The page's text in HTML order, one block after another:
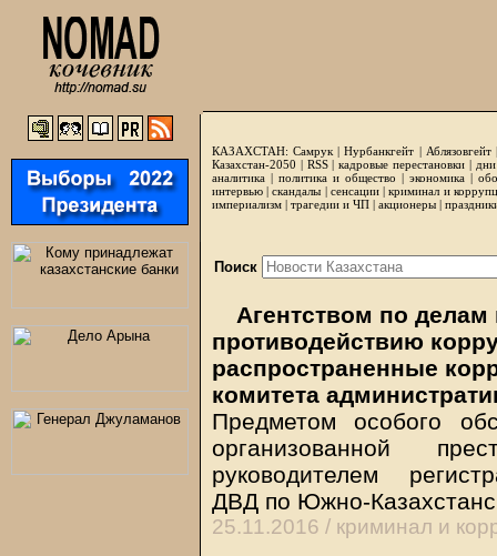
КАЗАХСТАН: Самрук |Нурбанкгейт | Аблязовгейт
Казахстан-2050 | RSS|кадровые перестановки|
аналитика | политика и общество | экономика |
интервью |скандалы | сенсации|криминал и
империализм | трагедии и ЧП | акционеры |
Поиск
Агентством по
противодействию
распространенные
комитета
Предметом особого
организованной
руководителем
ДВД по Южно-
25.11.2016 / криминал и